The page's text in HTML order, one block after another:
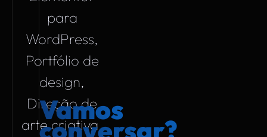
Vamos
conversar?